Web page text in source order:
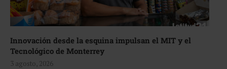
Innovación desde la esquina impulsan el MIT y el
Tecnológico de Monterrey
3 agosto, 2026